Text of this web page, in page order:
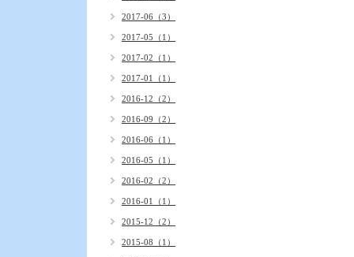
2017-06（3）
2017-05（1）
2017-02（1）
2017-01（1）
2016-12（2）
2016-09（2）
2016-06（1）
2016-05（1）
2016-02（2）
2016-01（1）
2015-12（2）
2015-08（1）